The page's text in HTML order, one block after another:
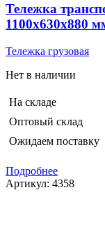
Тележка
1100х630х880
Тележка грузовая
Нет в наличии
На складе
Оптовый склад
Ожидаем поставку
Подробнее
Артикул: 4358